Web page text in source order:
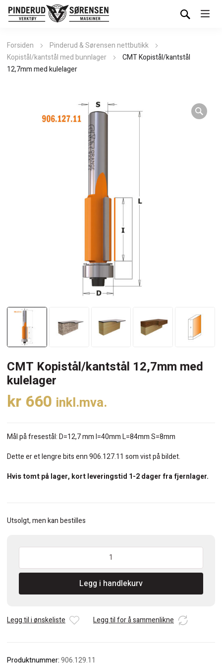
Forsiden
Pinderud & Sørensen nettbutikk
Kopistål/kantstål med bunnlager
CMT Kopistål/kantstål
12,7mm med kulelager
CMT Kopistål/kantstål 12,7mm med
kulelager
kr 660 inkl.mva.
Mål på fresestål: D=12,7 mm I=40mm L=84mm S=8mm
Dette er et lengre bits enn 906.127.11 som vist på bildet.
Hvis tomt på lager, kort leveringstid 1-2 dager fra fjernlager.
Utsolgt, men kan bestilles
CMT
12,7mm
kulelager
Legg i handlekurv
Legg til i ønskeliste Legg til for å sammenlikne
Produktnummer:906.129.11